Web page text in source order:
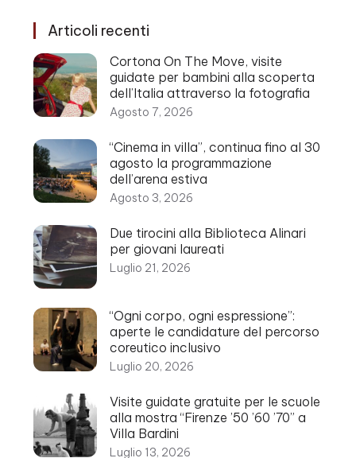
Articoli recenti
Cortona On The Move, visite
guidate per bambini alla scoperta
dell’Italia attraverso la fotografia
Agosto 7, 2026
“Cinema in villa”, continua fino al 30
agosto la programmazione
dell’arena estiva
Agosto 3, 2026
Due tirocini alla Biblioteca Alinari
per giovani laureati
Luglio 21, 2026
“Ogni corpo, ogni espressione”:
aperte le candidature del percorso
coreutico inclusivo
Luglio 20, 2026
Visite guidate gratuite per le scuole
alla mostra “Firenze ’50 ’60 ’70” a
Villa Bardini
Luglio 13, 2026